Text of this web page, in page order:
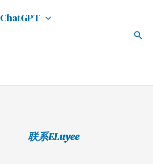
ChatGPT
搜
联系ELuyee